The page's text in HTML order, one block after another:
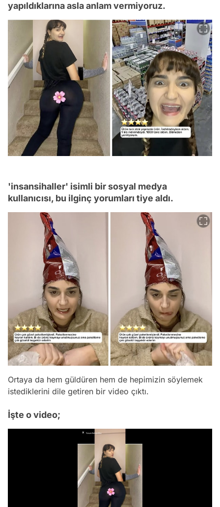
yapıldıklarına asla anlam vermiyoruz.
'insansihaller' isimli bir sosyal medya
kullanıcısı, bu ilginç yorumları tiye aldı.
Ortaya da hem güldüren hem de hepimizin söylemek
istediklerini dile getiren bir video çıktı.
İşte o video;